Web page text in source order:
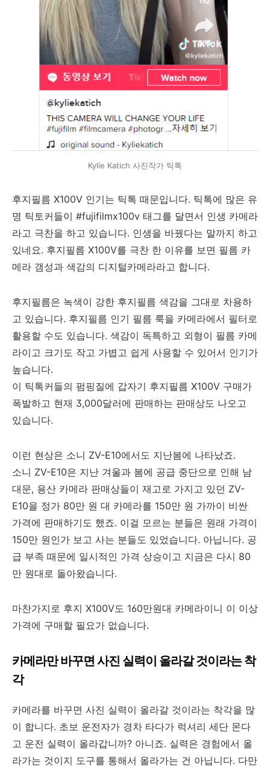
Kylie Katich 사진작가 틱톡
후지필름 X100V 인기는 틱톡 때문입니다. 틱톡에 많은 유
명 틱토커들이 #fujifilmx100v 태그를 달면서 인생 카메라
라고 극찬을 하고 있습니다. 인생을 바꿨다는 말까지 하고
있네요. 후지필름 X100V를 극찬 한 이유를 보면 필름 카
메라 갬성과 색감의 디지털카메라라고 합니다.
후지필름은 녹색이 강한 후지필름 색감을 그대로 차용하
고 있습니다. 후지필름 인기 필름 룩을 카메라에서 필터로
활용할 수도 있습니다. 색감이 독특하고 외형이 필름 카메
라이고 크기도 작고 가볍고 쉽게 사용할 수 있어서 인기가
높습니다.
이 틱톡커들의 펌핑질에 갑자기 후지필름 X100V 구매가
폭발하고 현재 3,000달러에 판매하는 판매상도 나오고
있습니다.
이런 현상은 소니 ZV-E10에서도 지난봄에 나타났죠.
소니 ZV-E10은 지난 겨울과 봄에 공급 중단으로 인해 남
대문, 용산 카메라 판매상들이 재고로 가지고 있던 ZV-
E10을 정가 80만 원 대 카메라를 150만 원 가까이 비싼
가격에 판매하기도 했죠. 이걸 모르는 분들은 원래 가격이
150만 원인가 보고 사는 분들도 있었습니다. 아닙니다. 공
급 부족 때문에 일시적인 가격 상승이고 지금은 다시 80
만 원대로 돌아왔습니다.
마찬가지로 후지 X100V도 160만원대 카메라이니 이 이상
가격에 구매할 필요가 없습니다.
카메라만 바꾸면 사진 실력이 올라갈 것이라는 착
각
카메라를 바꾸면 사진 실력이 올라갈 것이라는 착각을 많
이 합니다. 초보 운전자가 경차 타다가 럭셔리 세단 몬다
고 운전 실력이 올라갑니까? 아니죠. 실력은 경험에서 올
라가는 것이지 도구를 통해서 올라가는 건 아닙니다. 다만